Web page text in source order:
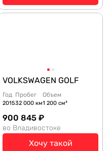
VOLKSWAGEN GOLF
Год
2015
Пробег
32 000 км
Объем
1 200 см³
900 845 ₽
во Владивостоке
Хочу такой